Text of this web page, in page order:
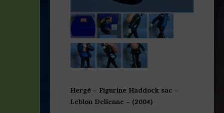
Hergé – Figurine Haddock sac –
Leblon Delienne – (2004)